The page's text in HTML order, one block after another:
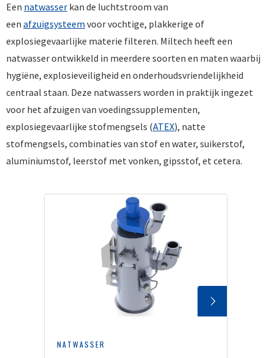
Een natwasser kan de luchtstroom van
een afzuigsysteem voor vochtige, plakkerige of
explosiegevaarlijke materie filteren. Miltech heeft een
natwasser ontwikkeld in meerdere soorten en maten waarbij
hygiëne, explosieveiligheid en onderhoudsvriendelijkheid
centraal staan. Deze natwassers worden in praktijk ingezet
voor het afzuigen van voedingssupplementen,
explosiegevaarlijke stofmengsels (ATEX), natte
stofmengsels, combinaties van stof en water, suikerstof,
aluminiumstof, leerstof met vonken, gipsstof, et cetera.
NATWASSER